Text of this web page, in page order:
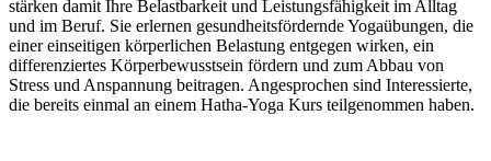
stärken damit Ihre Belastbarkeit und Leistungsfähigkeit im Alltag
und im Beruf. Sie erlernen gesundheitsfördernde Yogaübungen, die
einer einseitigen körperlichen Belastung entgegen wirken, ein
differenziertes Körperbewusstsein fördern und zum Abbau von
Stress und Anspannung beitragen. Angesprochen sind Interessierte,
die bereits einmal an einem Hatha-Yoga Kurs teilgenommen haben.